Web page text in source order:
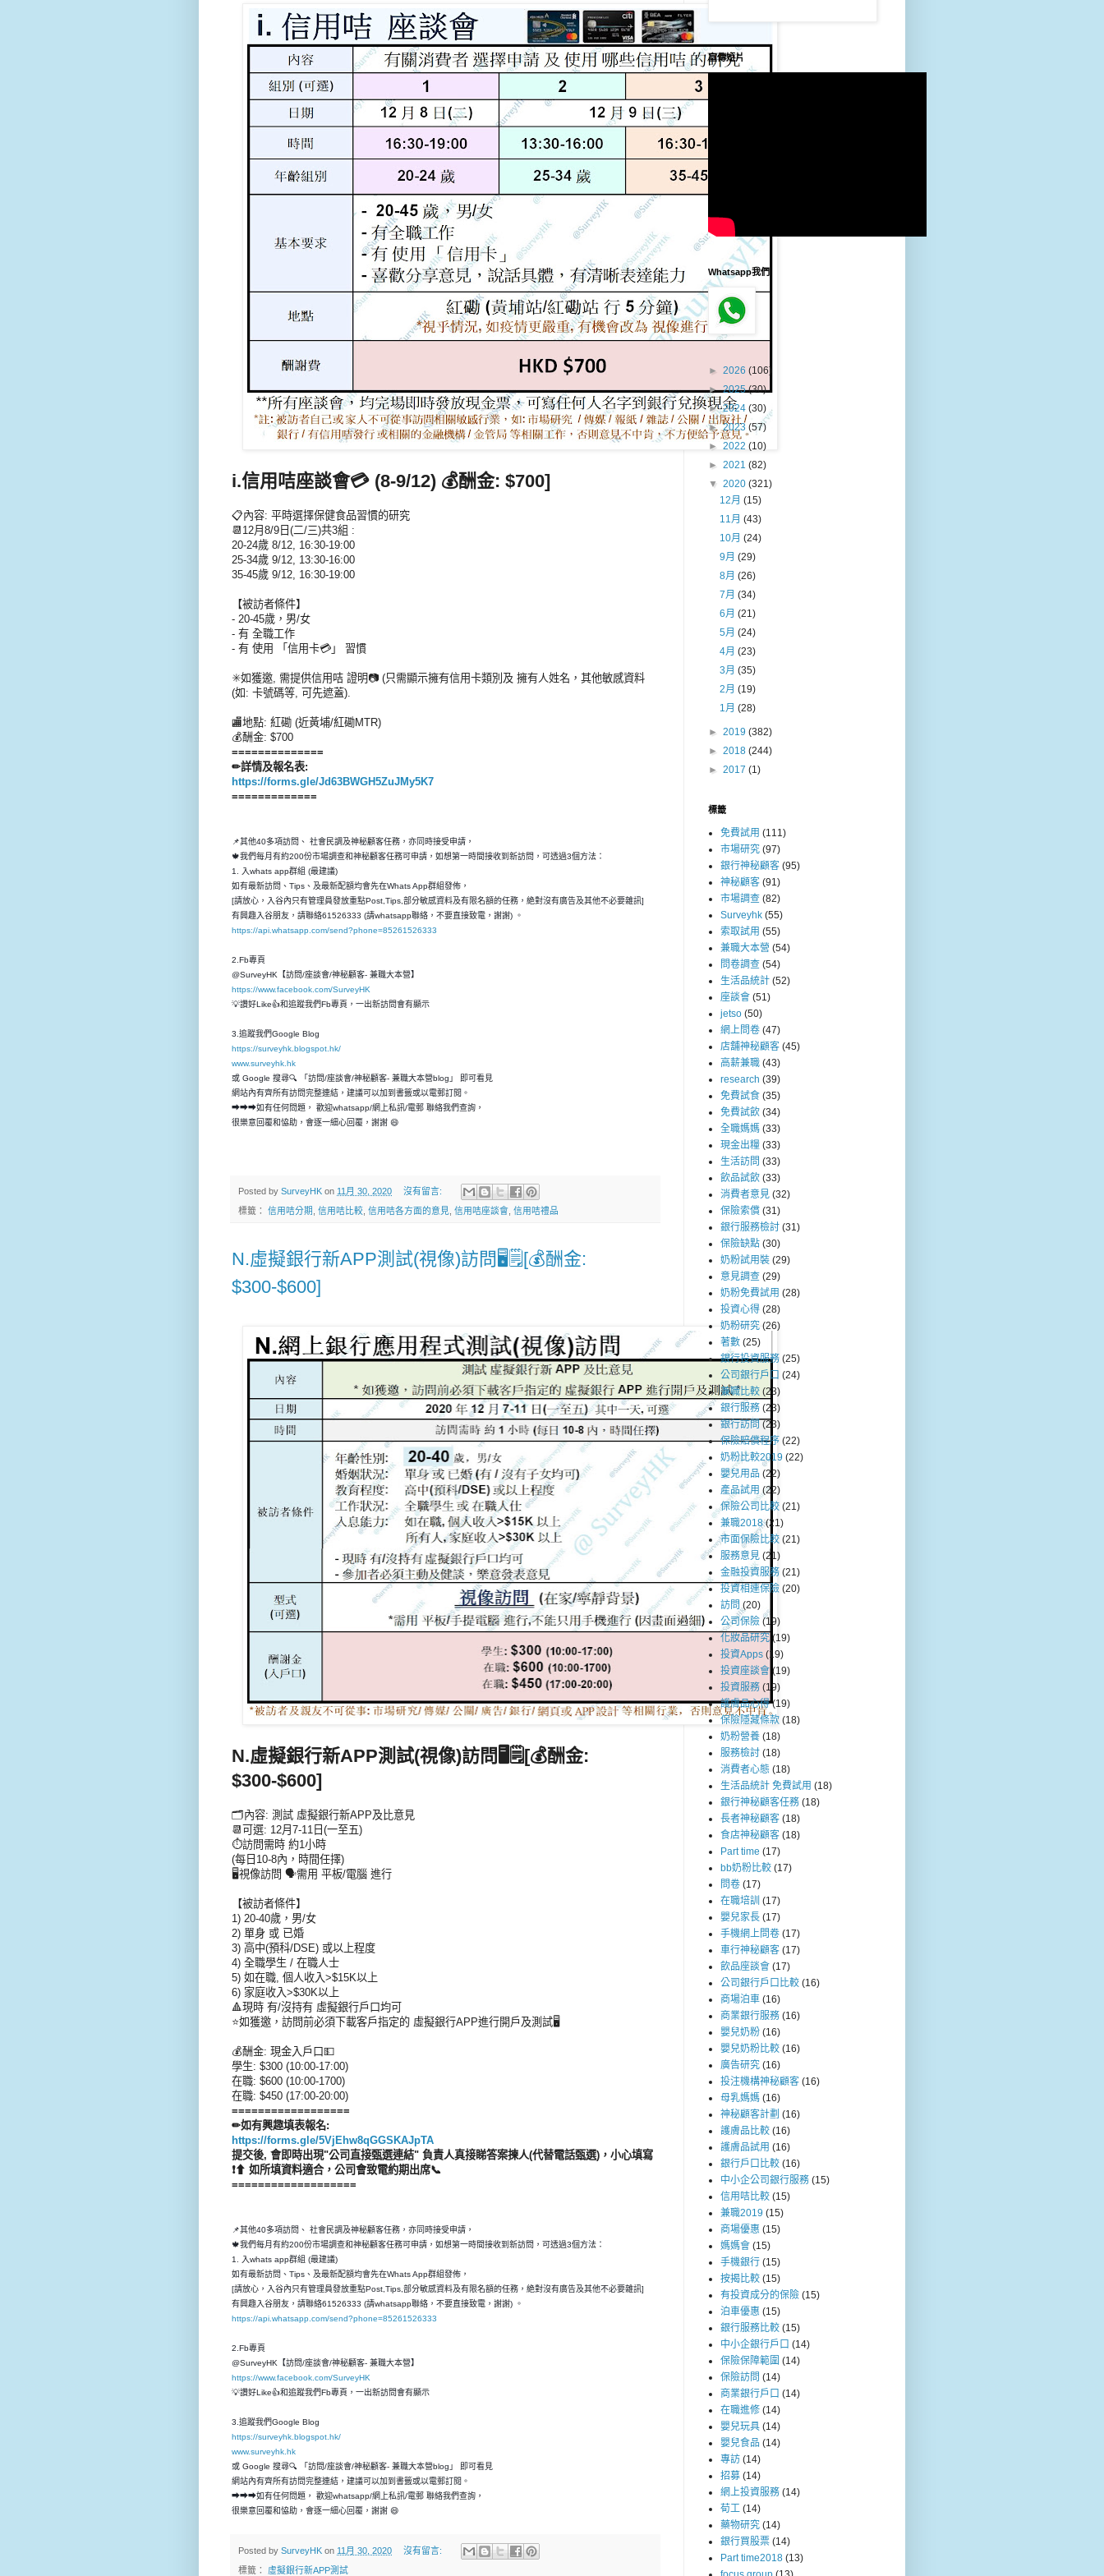
i.信用咭座談會💳 (8-9/12) 💰酬金: $700]
📋內容: 平時選擇保健食品習慣的研究
📆12月8/9日(二/三)共3組 :
20-24歲 8/12, 16:30-19:00
25-34歲 9/12, 13:30-16:00
35-45歲 9/12, 16:30-19:00
【被訪者條件】
- 20-45歲，男/女
- 有 全職工作
- 有 使用 「信用卡💳」 習慣
✳️如獲邀, 需提供信用咭 證明📷 (只需顯示擁有信用卡類別及 擁有人姓名，其他敏感資料
(如: 卡號碼等, 可先遮蓋).
🏬地點: 紅磡 (近黃埔/紅磡MTR)
💰酬金: $700
==============
✏詳情及報名表:
https://forms.gle/Jd63BWGH5ZuJMy5K7
=============
📌其他40多項訪問、 社會民調及神秘顧客任務，亦同時接受申請，
🍁我們每月有約200份市場調查和神秘顧客任務可申請，如想第一時間接收到新訪問，可透過3個方法：
1. 入whats app群組 (最建議)
如有最新訪問、Tips、及最新配額均會先在Whats App群組發佈，
[請放心，入谷內只有管理員發放重點Post,Tips,部分敏感資料及有限名額的任務，絶對沒有廣告及其他不必要雜訊]
有興趣入谷朋友，請聯絡61526333 (請whatsapp聯絡，不要直接致電，謝謝) 。
https://api.whatsapp.com/send?phone=85261526333
2.Fb專頁
@SurveyHK【訪問/座談會/神秘顧客- 兼職大本營】
https://www.facebook.com/SurveyHK
💡讚好Like👍和追蹤我們Fb專頁，一出新訪問會有顯示
3.追蹤我們Google Blog
https://surveyhk.blogspot.hk/
www.surveyhk.hk
或 Google 搜尋🔍 「訪問/座談會/神秘顧客- 兼職大本營blog」 即可看見
網站內有齊所有訪問完整連結，建議可以加到書籤或以電郵訂閱。
➡➡➡如有任何問題， 歡迎whatsapp/網上私訊/電郵 聯絡我們查詢，
很樂意回覆和恊助，會逐一細心回覆，謝謝 😄
Posted by SurveyHK on 11月 30, 2020 沒有留言:
標籤： 信用咭分期 信用咭比較 信用咭各方面的意見 信用咭座談會 信用咭禮品
N.虛擬銀行新APP測試(視像)訪問🖥️🗒️[💰酬金:
$300-$600]
N.虛擬銀行新APP測試(視像)訪問 🖥️🗒️[💰酬金:
$300-$600]
🗂️內容: 測試 虛擬銀行新APP及比意見
📆可選: 12月7-11日(一至五)
⏱️訪問需時 約1小時
(每日10-8內，時間任擇)
🖥️視像訪問 🗣️需用 平板/電腦 進行
【被訪者條件】
1) 20-40歲，男/女
2) 單身 或 已婚
3) 高中(預科/DSE) 或以上程度
4) 全職學生 / 在職人士
5) 如在職, 個人收入>$15K以上
6) 家庭收入>$30K以上
🔺現時 有/沒持有 虛擬銀行戶口均可
⭐如獲邀，訪問前必須下載客戶指定的 虛擬銀行APP進行開戶及測試🖥️
💰酬金: 現金入戶口💵
學生: $300 (10:00-17:00)
在職: $600 (10:00-1700)
在職: $450 (17:00-20:00)
==================
✏如有興趣填表報名:
https://forms.gle/5VjEhw8qGGSKAJpTA
提交後, 會即時出現"公司直接甄選連結" 負責人真接睇答案揀人(代替電話甄選)，小心填寫
❗⬆ 如所填資料適合，公司會致電約期出席📞
===================
📌其他40多項訪問、 社會民調及神秘顧客任務，亦同時接受申請，
🍁我們每月有約200份市場調查和神秘顧客任務可申請，如想第一時間接收到新訪問，可透過3個方法：
1. 入whats app群組 (最建議)
如有最新訪問、Tips、及最新配額均會先在Whats App群組發佈，
[請放心，入谷內只有管理員發放重點Post,Tips,部分敏感資料及有限名額的任務，絶對沒有廣告及其他不必要雜訊]
有興趣入谷朋友，請聯絡61526333 (請whatsapp聯絡，不要直接致電，謝謝) 。
https://api.whatsapp.com/send?phone=85261526333
2.Fb專頁
@SurveyHK【訪問/座談會/神秘顧客- 兼職大本營】
https://www.facebook.com/SurveyHK
💡讚好Like👍和追蹤我們Fb專頁，一出新訪問會有顯示
3.追蹤我們Google Blog
https://surveyhk.blogspot.hk/
www.surveyhk.hk
或 Google 搜尋🔍 「訪問/座談會/神秘顧客- 兼職大本營blog」 即可看見
網站內有齊所有訪問完整連結，建議可以加到書籤或以電郵訂閱。
➡➡➡如有任何問題， 歡迎whatsapp/網上私訊/電郵 聯絡我們查詢，
很樂意回覆和恊助，會逐一細心回覆，謝謝 😄
Posted by SurveyHK on 11月 30, 2020 沒有留言:
標籤： 虛擬銀行新APP測試
宣傳短片
Whatsapp我們
► 2026 (106)
►2025(30)
►2024 (30)
►2023 (57)
► 2022 (10)
► 2021 (82)
▼ 2020 (321)
12月(15)
11月(43)
10月(24)
9月(29)
8月(26)
7月(34)
6月(21)
5月(24)
4月(23)
3月(35)
2月(19)
1月(28)
► 2019 (382)
► 2018 (244)
► 2017 (1)
標籤
免費試用 (111)
市場研究 (97)
銀行神秘顧客 (95)
神秘顧客 (91)
市場調查 (82)
Surveyhk (55)
索取試用 (55)
兼職大本營 (54)
問卷調查 (54)
生活品統計 (52)
座談會 (51)
jetso (50)
網上問卷 (47)
店舖神秘顧客 (45)
高薪兼職 (43)
research (39)
免費試食 (35)
免費試飲 (34)
全職媽媽 (33)
現金出糧 (33)
生活訪問 (33)
飲品試飲 (33)
消費者意見 (32)
保險索償 (31)
銀行服務檢討 (31)
保險缺點 (30)
奶粉試用裝 (29)
意見調查 (29)
奶粉免費試用 (28)
投資心得 (28)
奶粉研究 (26)
著數 (25)
銀行投資服務 (25)
公司銀行戶口 (24)
兼職比較 (23)
銀行服務 (23)
銀行訪問 (23)
保險賠償程序 (22)
奶粉比較2019 (22)
嬰兒用品 (22)
產品試用 (22)
保險公司比較 (21)
兼職2018 (21)
市面保險比較 (21)
服務意見 (21)
金融投資服務 (21)
投資相連保險 (20)
訪問 (20)
公司保險 (19)
化妝品研究 (19)
投資Apps (19)
投資座談會 (19)
投資服務 (19)
護膚品心得 (19)
保險隱藏條款 (18)
奶粉營養 (18)
服務檢討 (18)
消費者心態 (18)
生活品統計 免費試用 (18)
銀行神秘顧客任務 (18)
長者神秘顧客 (18)
食店神秘顧客 (18)
Part time (17)
bb奶粉比較 (17)
問卷 (17)
在職培訓 (17)
嬰兒家長 (17)
手機網上問卷 (17)
車行神秘顧客 (17)
飲品座談會 (17)
公司銀行戶口比較 (16)
商場泊車 (16)
商業銀行服務 (16)
嬰兒奶粉 (16)
嬰兒奶粉比較 (16)
廣告研究 (16)
投注機構神秘顧客 (16)
母乳媽媽 (16)
神秘顧客計劃 (16)
護膚品比較 (16)
護膚品試用 (16)
銀行戶口比較 (16)
中小企公司銀行服務 (15)
信用咭比較 (15)
兼職2019 (15)
商場優惠 (15)
媽媽會 (15)
手機銀行 (15)
按揭比較 (15)
有投資成分的保險 (15)
泊車優惠 (15)
銀行服務比較 (15)
中小企銀行戶口 (14)
保險保障範圍 (14)
保險訪問 (14)
商業銀行戶口 (14)
在職進修 (14)
嬰兒玩具 (14)
嬰兒食品 (14)
專訪 (14)
招募 (14)
網上投資服務 (14)
荀工 (14)
藥物研究 (14)
銀行買股票 (14)
Part time2018 (13)